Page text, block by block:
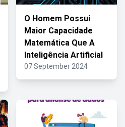
O Homem Possui
Maior Capacidade
Matemática Que A
Inteligência Artificial
07 September 2024